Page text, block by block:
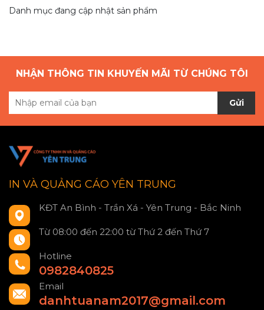
Danh mục đang cập nhật sản phẩm
NHẬN THÔNG TIN KHUYẾN MÃI TỪ CHÚNG TÔI
Gửi
IN VÀ QUẢNG CÁO YÊN TRUNG
KĐT An Bình - Trần Xá - Yên Trung - Bắc Ninh
Từ 08:00 đến 22:00 từ Thứ 2 đến Thứ 7
Hotline
0982840825
Email
danhtuanam2017@gmail.com